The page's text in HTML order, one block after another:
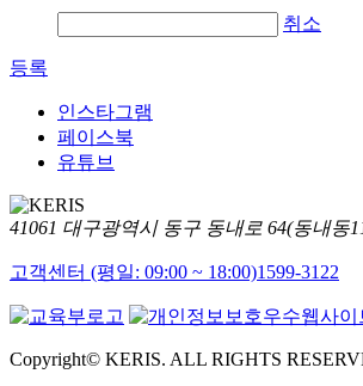
취소
등록
인스타그램
페이스북
유튜브
41061 대구광역시 동구 동내로 64(동내동
고객센터 (평일: 09:00 ~ 18:00)1599-3122
Copyright© KERIS. ALL RIGHTS